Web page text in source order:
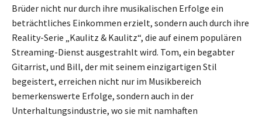
Brüder nicht nur durch ihre musikalischen Erfolge ein
beträchtliches Einkommen erzielt, sondern auch durch ihre
Reality-Serie „Kaulitz & Kaulitz“, die auf einem populären
Streaming-Dienst ausgestrahlt wird. Tom, ein begabter
Gitarrist, und Bill, der mit seinem einzigartigen Stil
begeistert, erreichen nicht nur im Musikbereich
bemerkenswerte Erfolge, sondern auch in der
Unterhaltungsindustrie, wo sie mit namhaften